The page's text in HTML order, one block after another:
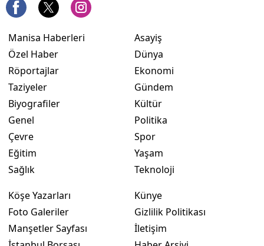
Manisa Haberleri
Özel Haber
Röportajlar
Taziyeler
Biyografiler
Genel
Çevre
Eğitim
Sağlık
Asayiş
Dünya
Ekonomi
Gündem
Kültür
Politika
Spor
Yaşam
Teknoloji
Köşe Yazarları
Foto Galeriler
Manşetler Sayfası
Künye
Gizlilik Politikası
İletişim